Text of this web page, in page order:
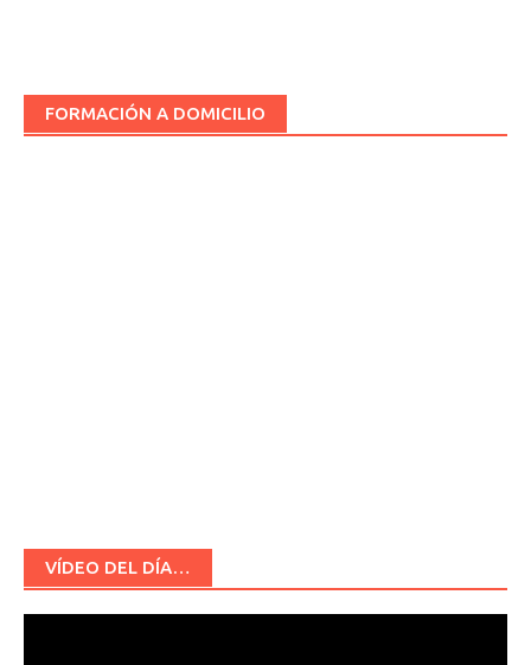
FORMACIÓN A DOMICILIO
VÍDEO DEL DÍA…